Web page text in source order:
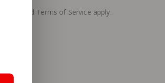
and Terms of Service apply.